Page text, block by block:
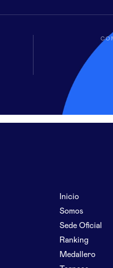
Inicio
Somos
Sede Oficial
Ranking
Medallero